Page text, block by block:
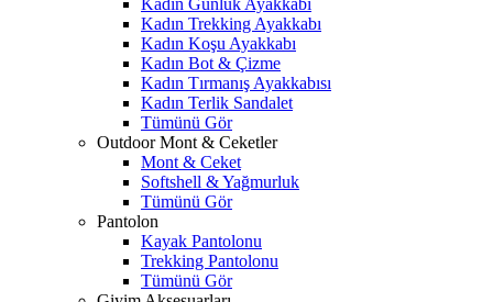
Kadın Günlük Ayakkabı
Kadın Trekking Ayakkabı
Kadın Koşu Ayakkabı
Kadın Bot & Çizme
Kadın Tırmanış Ayakkabısı
Kadın Terlik Sandalet
Tümünü Gör
Outdoor Mont & Ceketler
Mont & Ceket
Softshell & Yağmurluk
Tümünü Gör
Pantolon
Kayak Pantolonu
Trekking Pantolonu
Tümünü Gör